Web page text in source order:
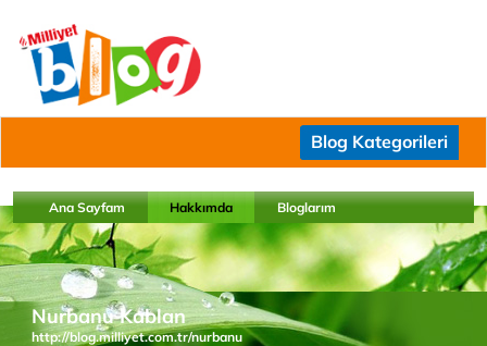
Blog Kategorileri
Ana Sayfam Hakkımda Bloglarım
Nurbanu Kablan
http://blog.milliyet.com.tr/nurbanu